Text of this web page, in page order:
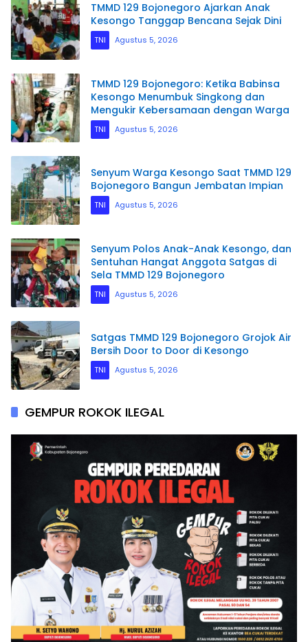
TMMD 129 Bojonegoro Ajarkan Anak
Kesongo Tanggap Bencana Sejak Dini
TNI Agustus 5, 2026
TMMD 129 Bojonegoro: Ketika Babinsa
Kesongo Menumbuk Singkong dan
Mengukir Kebersamaan dengan Warga
TNI Agustus 5, 2026
Senyum Warga Kesongo Saat TMMD 129
Bojonegoro Bangun Jembatan Impian
TNI Agustus 5, 2026
Senyum Polos Anak-Anak Kesongo, dan
Sentuhan Hangat Anggota Satgas di
Sela TMMD 129 Bojonegoro
TNI Agustus 5, 2026
Satgas TMMD 129 Bojonegoro Grojok Air
Bersih Door to Door di Kesongo
TNI Agustus 5, 2026
GEMPUR ROKOK ILEGAL